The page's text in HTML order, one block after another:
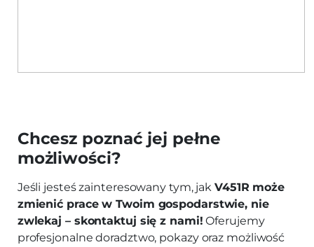
Chcesz poznać jej pełne
możliwości?
Jeśli jesteś zainteresowany tym, jakV451R może
zmienić prace w Twoim gospodarstwie, nie
zwlekaj – skontaktuj się z nami! Oferujemy
profesjonalne doradztwo, pokazy oraz możliwość